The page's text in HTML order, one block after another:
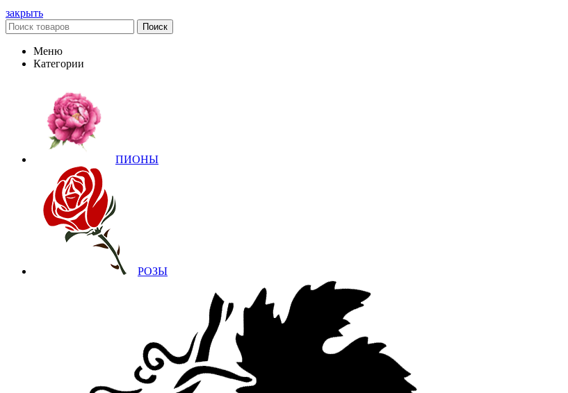
закрыть
Поиск
Меню
Категории
ПИОНЫ
РОЗЫ